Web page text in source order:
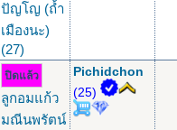
ปัญโญ (ถ้ำ
เมืองนะ)
(27)
ปิดแล้ว
ลูกอมแก้ว
มณีนพรัตน์
Pichidchon
(25)